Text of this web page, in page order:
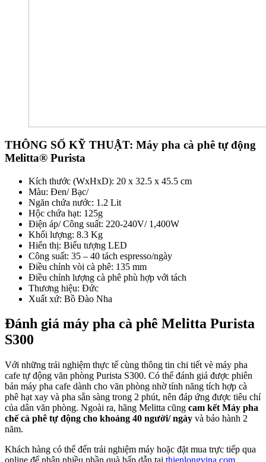
THÔNG SỐ KỸ THUẬT: Máy pha cà phê tự động
Melitta® Purista
Kích thước (WxHxD): 20 x 32.5 x 45.5 cm
Màu: Đen/ Bạc/
Ngăn chứa nước: 1.2 Lit
Hộc chứa hạt: 125g
Điện áp/ Công suất: 220-240V/ 1,400W
Khối lượng: 8.3 Kg
Hiển thị: Biểu tượng LED
Công suất: 35 – 40 tách espresso/ngày
Điều chỉnh vòi cà phê: 135 mm
Điều chỉnh lượng cà phê phù hợp với tách
Thương hiệu: Đức
Xuất xứ: Bồ Đào Nha
Đánh giá máy pha cà phê Melitta Purista
S300
Với những trải nghiệm thực tế cùng thông tin chi tiết vè máy pha
cafe tự động văn phòng Purista S300. Có thể đánh giá được phiên
bản máy pha cafe dành cho văn phòng nhờ tính năng tích hợp cà
phê hạt xay và pha sẵn sàng trong 2 phút, nên đáp ứng được tiêu chí
của dân văn phòng. Ngoài ra, hãng Melitta cũng cam kết Máy pha
chế cà phê tự động cho khoảng 40 người/ ngày và bảo hành 2
năm.
Khách hàng có thể đến trải nghiệm máy hoặc đặt mua trực tiếp qua